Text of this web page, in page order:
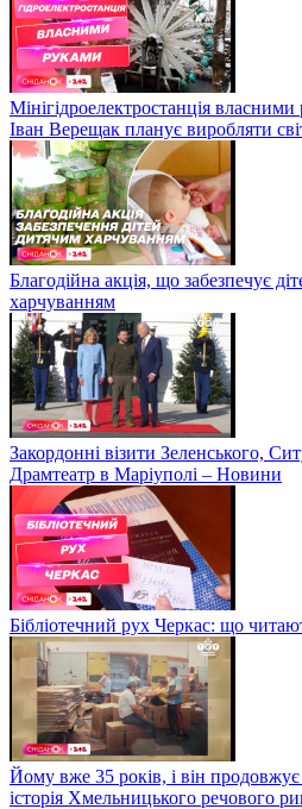
Мінігідроелектростанція
Іван Верещак планує виробляти
Благодійна акція, що забезпечує
харчуванням
Закордонні візити Зеленського,
Драмтеатр в Маріуполі – Новини
Бібліотечний рух Черкас: що
Йому вже 35 років, і він продовжує
історія Хмельницького речового